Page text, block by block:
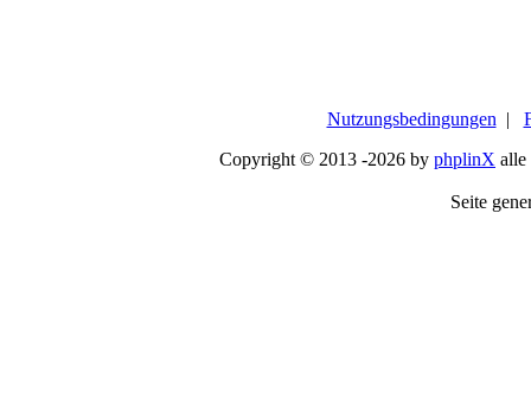
Nutzungsbedingungen |
Copyright © 2013 -2026 by phplinX alle
Seite